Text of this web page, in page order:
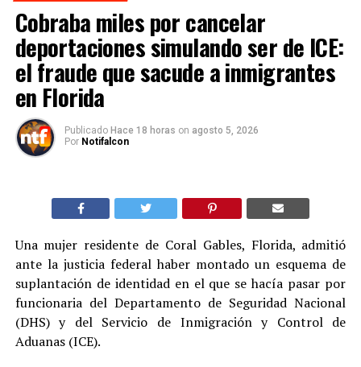
Cobraba miles por cancelar
deportaciones simulando ser de ICE:
el fraude que sacude a inmigrantes
en Florida
Publicado Hace 18 horas on agosto 5, 2026
Por Notifalcon
Una mujer residente de Coral Gables, Florida, admitió
ante la justicia federal haber montado un esquema de
suplantación de identidad en el que se hacía pasar por
funcionaria del Departamento de Seguridad Nacional
(DHS) y del Servicio de Inmigración y Control de
Aduanas (ICE).